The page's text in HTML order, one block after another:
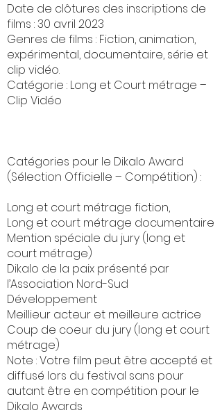
Date de clôtures des inscriptions de
films : 30 avril 2023
Genres de films : Fiction, animation,
expérimental, documentaire, série et
clip vidéo.
Catégorie : Long et Court métrage –
Clip Vidéo
Catégories pour le Dikalo Award
(Sélection Officielle – Compétition) :
Long et court métrage fiction,
Long et court métrage documentaire
Mention spéciale du jury (long et
court métrage)
Dikalo de la paix présenté par
l’Association Nord-Sud
Développement
Meillieur acteur et meilleure actrice
Coup de coeur du jury (long et court
métrage)
Note : Votre film peut être accepté et
diffusé lors du festival sans pour
autant être en compétition pour le
Dikalo Awards